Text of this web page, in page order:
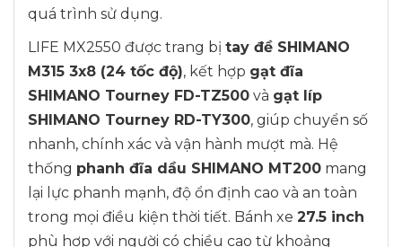
quá trình sử dụng.
LIFE MX2550 được trang bị tay đề SHIMANO
M315 3x8 (24 tốc độ), kết hợp gạt đĩa
SHIMANO Tourney FD-TZ500 và gạt líp
SHIMANO Tourney RD-TY300, giúp chuyển số
nhanh, chính xác và vận hành mượt mà. Hệ
thống phanh đĩa dầu SHIMANO MT200 mang
lại lực phanh mạnh, độ ổn định cao và an toàn
trong mọi điều kiện thời tiết. Bánh xe 27.5 inch
phù hợp với người có chiều cao từ khoảng